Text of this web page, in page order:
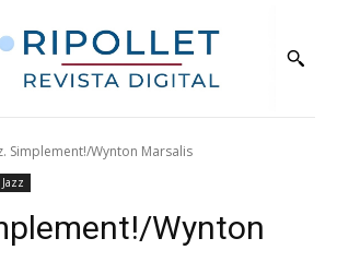
Simplement!/Wynton Marsalis
Jazz
Wynton